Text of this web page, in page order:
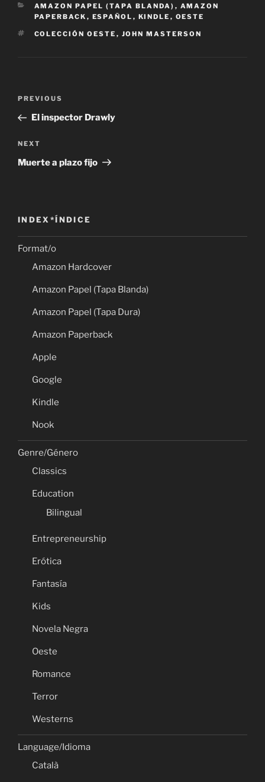
CATEGORIES
AMAZON PAPEL (TAPA BLANDA) , AMAZON
PAPERBACK , ESPAÑOL , KINDLE , OESTE
TAGS
COLECCIÓN OESTE , JOHN MASTERSON
Previous
Post
PREVIOUS
El inspector Drawly
Next
Post
NEXT
Muerte a plazo fijo
INDEX*ÍNDICE
Format/o
Amazon Hardcover
Amazon Papel (Tapa Blanda)
Amazon Papel (Tapa Dura)
Amazon Paperback
Apple
Google
Kindle
Nook
Genre/Género
Classics
Education
Bilingual
Entrepreneurship
Erótica
Fantasía
Kids
Novela Negra
Oeste
Romance
Terror
Westerns
Language/Idioma
Català